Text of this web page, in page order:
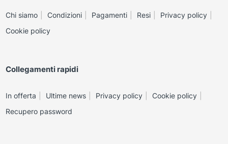
Chi siamo Condizioni Pagamenti Resi
Privacy policy
Cookie policy
Collegamenti rapidi
In offerta Ultime news Privacy policy
Cookie policy
Recupero password